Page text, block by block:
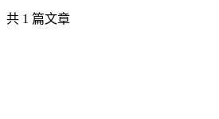
共 1 篇文章